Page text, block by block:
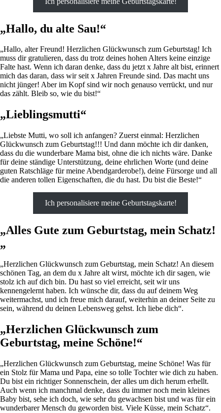
„Hallo, du alte Sau!“
„Hallo, alter Freund! Herzlichen Glückwunsch zum Geburtstag! Ich
muss dir gratulieren, dass du trotz deines hohen Alters keine einzige
Falte hast. Wenn ich daran denke, dass du jetzt x Jahre alt bist, erinnert
mich das daran, dass wir seit x Jahren Freunde sind. Das macht uns
nicht jünger! Aber im Kopf sind wir noch genauso verrückt, und nur
das zählt. Bleib so, wie du bist!“
„Lieblingsmutti“
„Liebste Mutti, wo soll ich anfangen? Zuerst einmal: Herzlichen
Glückwunsch zum Geburtstag!!! Und dann möchte ich dir danken,
dass du die wunderbare Mama bist, ohne die ich nichts wäre. Danke
für deine ständige Unterstützung, deine ehrlichen Worte (und deine
guten Ratschläge für meine Abendgarderobe!), deine Fürsorge und all
die anderen tollen Eigenschaften, die du hast. Du bist die Beste!“
Ich personalisiere meine Geburtstagskarte!
„Alles Gute zum Geburtstag, mein Schatz!
„
„Herzlichen Glückwunsch zum Geburtstag, mein Schatz! An diesem
schönen Tag, an dem du x Jahre alt wirst, möchte ich dir sagen, wie
stolz ich auf dich bin. Du hast so viel erreicht, seit wir uns
kennengelernt haben. Ich wünsche dir, dass du auf deinem Weg
weitermachst, und ich freue mich darauf, weiterhin an deiner Seite zu
sein, während du deinen Lebensweg gehst. Ich liebe dich“.
„Herzlichen Glückwunsch zum
Geburtstag, meine Schöne!“
„Herzlichen Glückwunsch zum Geburtstag, meine Schöne! Was für
ein Stolz für Mama und Papa, eine so tolle Tochter wie dich zu haben.
Du bist ein richtiger Sonnenschein, der alles um dich herum erhellt.
Auch wenn ich manchmal denke, dass du immer noch mein kleines
Baby bist, sehe ich doch, wie sehr du gewachsen bist und was für ein
wunderbarer Mensch du geworden bist. Viele Küsse, mein Schatz“.